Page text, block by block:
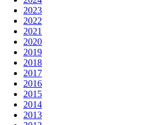
2023
2022
2021
2020
2019
2018
2017
2016
2015
2014
2013